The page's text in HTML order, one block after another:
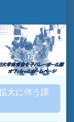
大に伴う課